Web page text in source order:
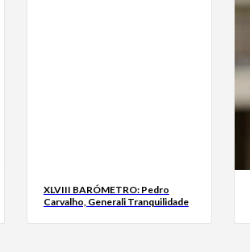
XLVIII BARÓMETRO: Pedro
Carvalho, Generali Tranquilidade